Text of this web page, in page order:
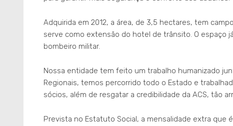
Adquirida em 2012, a área, de 3,5 hectares, tem
serve como extensão do hotel de trânsito. O espaço
bombeiro militar.
Nossa entidade tem feito um trabalho humanizado
Regionais, temos percorrido todo o Estado e
sócios, além de resgatar a credibilidade da ACS, tão
Prevista no Estatuto Social, a mensalidade extra que